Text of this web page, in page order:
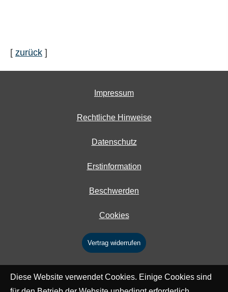
[ zurück ]
Impressum
Rechtliche Hinweise
Datenschutz
Erstinformation
Beschwerden
Cookies
Vertrag widerrufen
Diese Website verwendet Cookies. Einige Cookies sind